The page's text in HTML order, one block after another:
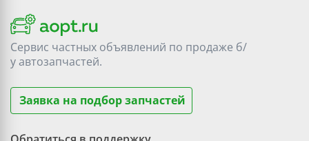
Сервис частных объявлений по продаже б/
уавтозапчастей.
Заявка на подбор запчастей